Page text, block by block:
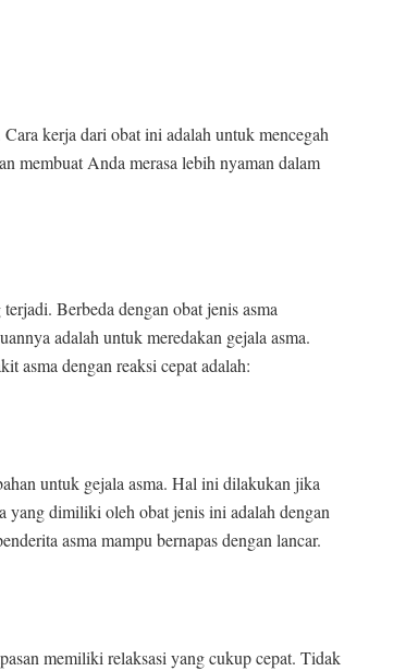
kerja dari obat ini adalah untuk mencegah
membuat Anda merasa lebih nyaman dalam
Berbeda dengan obat jenis asma
adalah untuk meredakan gejala asma.
asma dengan reaksi cepat adalah:
untuk gejala asma. Hal ini dilakukan jika
yang dimiliki oleh obat jenis ini adalah dengan
asma mampu bernapas dengan lancar.
memiliki relaksasi yang cukup cepat. Tidak